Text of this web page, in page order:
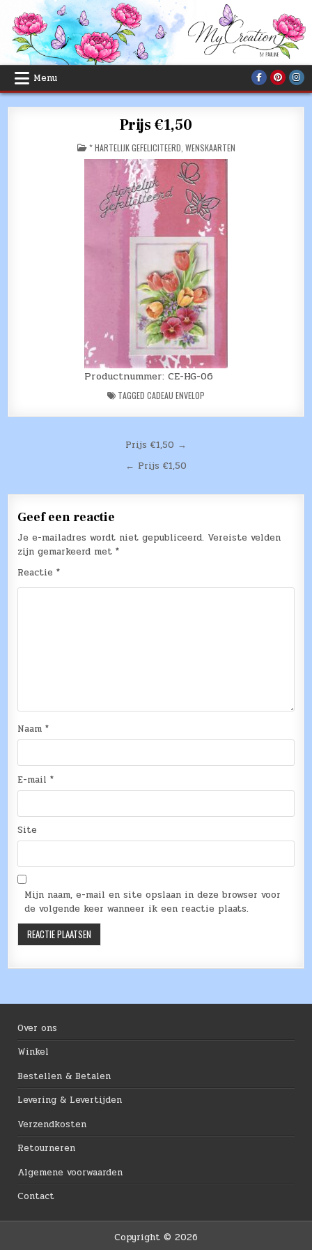
content
Menu
Prijs €1,50
POSTED
IN
* HARTELIJK GEFELICITEERD WENSKAARTEN
Productnummer: CE-HG-06
TAGGED CADEAU ENVELOP
Prijs €1,50 →
← Prijs €1,50
Geef een reactie
Je e-mailadres wordt niet gepubliceerd. Vereiste velden
zijn gemarkeerd met*
Reactie*
Naam*
E-mail*
Site
Mijn naam, e-mail en site opslaan in deze browser voor
de volgende keer wanneer ik een reactie plaats.
Over ons
Winkel
Bestellen & Betalen
Levering & Levertijden
Verzendkosten
Retourneren
Algemene voorwaarden
Contact
Copyright © 2026